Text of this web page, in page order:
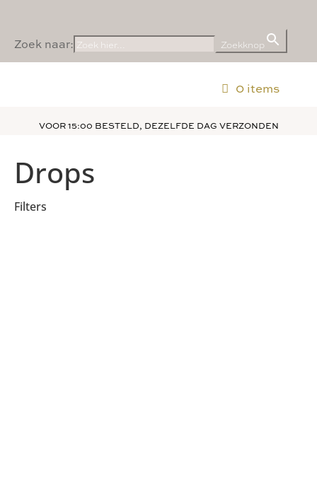
Zoek naar: Zoekknop
0 items
VOOR 15:00 BESTELD, DEZELFDE DAG VERZONDEN
Home•Producten•Tanning•Drops
Drops
Filters